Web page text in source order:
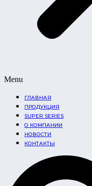
Menu
ГЛАВНАЯ
ПРОДУКЦИЯ
SUPER SERIES
О КОМПАНИИ
НОВОСТИ
КОНТАКТЫ